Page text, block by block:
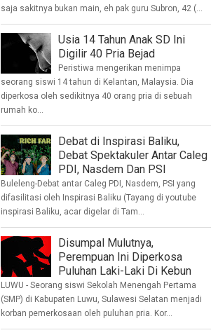
saja sakitnya bukan main, eh pak guru Subron, 42 (...
Usia 14 Tahun Anak SD Ini
Digilir 40 Pria Bejad
Peristiwa mengerikan menimpa
seorang siswi 14 tahun di Kelantan, Malaysia. Dia
diperkosa oleh sedikitnya 40 orang pria di sebuah
rumah ko...
Debat di Inspirasi Baliku,
Debat Spektakuler Antar Caleg
PDI, Nasdem Dan PSI
Buleleng-Debat antar Caleg PDI, Nasdem, PSI yang
difasilitasi oleh Inspirasi Baliku (Tayang di youtube
inspirasi Baliku, acar digelar di Tam...
Disumpal Mulutnya,
Perempuan Ini Diperkosa
Puluhan Laki-Laki Di Kebun
LUWU - Seorang siswi Sekolah Menengah Pertama
(SMP) di Kabupaten Luwu, Sulawesi Selatan menjadi
korban pemerkosaan oleh puluhan pria. Kor...